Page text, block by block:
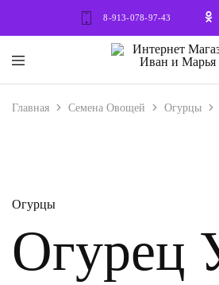
8-913-078-97-43
Интернет
Иван
Семена
Саженцы
Главная Семена Овощей Огурцы
Огурцы
Огурец